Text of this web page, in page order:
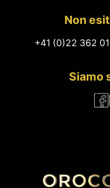
Non
+41 (0)22 362 01
Siamo